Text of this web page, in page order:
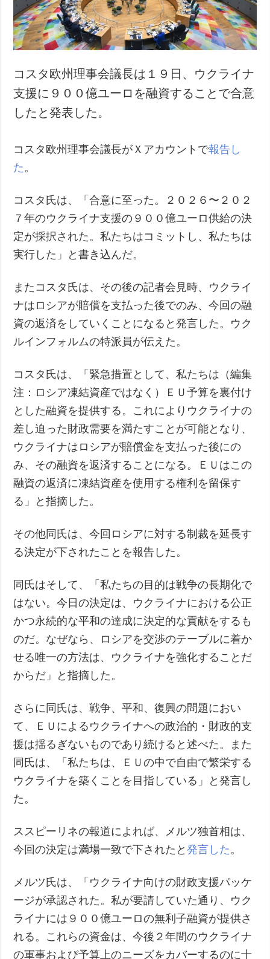
コスタ欧州理事会議長は１９日、ウクライナ
支援に９００億ユーロを融資することで合意
したと発表した。
コスタ欧州理事会議長がＸアカウントで報告し
た。
コスタ氏は、「合意に至った。２０２６〜２０２
７年のウクライナ支援の９００億ユーロ供給の決
定が採択された。私たちはコミットし、私たちは
実行した」と書き込んだ。
またコスタ氏は、その後の記者会見時、ウクライ
ナはロシアが賠償を支払った後でのみ、今回の融
資の返済をしていくことになると発言した。ウク
ルインフォルムの特派員が伝えた。
コスタ氏は、「緊急措置として、私たちは（編集
注：ロシア凍結資産ではなく）ＥＵ予算を裏付け
とした融資を提供する。これによりウクライナの
差し迫った財政需要を満たすことが可能となり、
ウクライナはロシアが賠償金を支払った後にの
み、その融資を返済することになる。ＥＵはこの
融資の返済に凍結資産を使用する権利を留保す
る」と指摘した。
その他同氏は、今回ロシアに対する制裁を延長す
る決定が下されたことを報告した。
同氏はそして、「私たちの目的は戦争の長期化で
はない。今日の決定は、ウクライナにおける公正
かつ永続的な平和の達成に決定的な貢献をするも
のだ。なぜなら、ロシアを交渉のテーブルに着か
せる唯一の方法は、ウクライナを強化することだ
からだ」と指摘した。
さらに同氏は、戦争、平和、復興の問題におい
て、ＥＵによるウクライナへの政治的・財政的支
援は揺るぎないものであり続けると述べた。また
同氏は、「私たちは、ＥＵの中で自由で繁栄する
ウクライナを築くことを目指している」と発言し
た。
ススピーリネの報道によれば、メルツ独首相は、
今回の決定は満場一致で下されたと発言した。
メルツ氏は、「ウクライナ向けの財政支援パッケ
ージが承認された。私が要請していた通り、ウク
ライナには９００億ユーロの無利子融資が提供さ
れる。これらの資金は、今後２年間のウクライナ
の軍事および予算上のニーズをカバーするのに十